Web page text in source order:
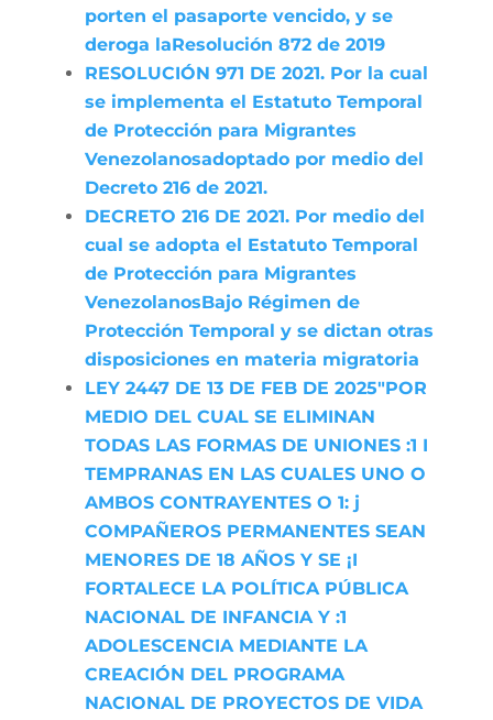
porten el pasaporte vencido, y se
deroga laResolución 872 de 2019
RESOLUCIÓN 971 DE 2021. Por la cual
se implementa el Estatuto Temporal
de Protección para Migrantes
Venezolanosadoptado por medio del
Decreto 216 de 2021.
DECRETO 216 DE 2021. Por medio del
cual se adopta el Estatuto Temporal
de Protección para Migrantes
VenezolanosBajo Régimen de
Protección Temporal y se dictan otras
disposiciones en materia migratoria
LEY 2447 DE 13 DE FEB DE 2025″POR
MEDIO DEL CUAL SE ELIMINAN
TODAS LAS FORMAS DE UNIONES :1 I
TEMPRANAS EN LAS CUALES UNO O
AMBOS CONTRAYENTES O 1: j
COMPAÑEROS PERMANENTES SEAN
MENORES DE 18 AÑOS Y SE ¡I
FORTALECE LA POLÍTICA PÚBLICA
NACIONAL DE INFANCIA Y :1
ADOLESCENCIA MEDIANTE LA
CREACIÓN DEL PROGRAMA
NACIONAL DE PROYECTOS DE VIDA